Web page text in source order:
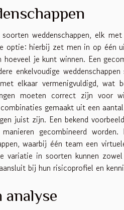
weddenschappen, elk
optie: hierbij zet men in op
je kunt winnen. Een
enkelvoudige
elkaar vermenigvuldigd,
moeten correct zijn voor
gemaakt uit een
juist zijn. Een bekend
gecombineerd
waarbij één team een
in soorten kunnen
bij hun risicoprofiel en
analyse